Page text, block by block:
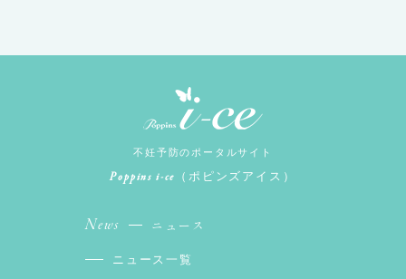
不妊予防のポータルサイト
Poppins i-ce （ポピンズアイス）
News ニュース
ニュース一覧